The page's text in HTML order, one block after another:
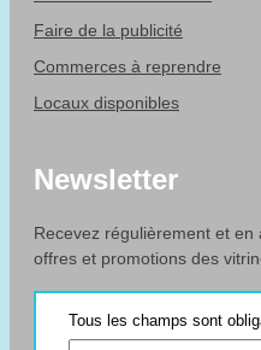
Faire de la publicité
Commerces à reprendre
Locaux disponibles
Newsletter
Recevez régulièrement et
offres et promotions des